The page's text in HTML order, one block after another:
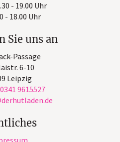
- 19.00 Uhr
- 18.00 Uhr
Sie uns an
Passage
6-10
Leipzig
0341 9615527
derhutladen de